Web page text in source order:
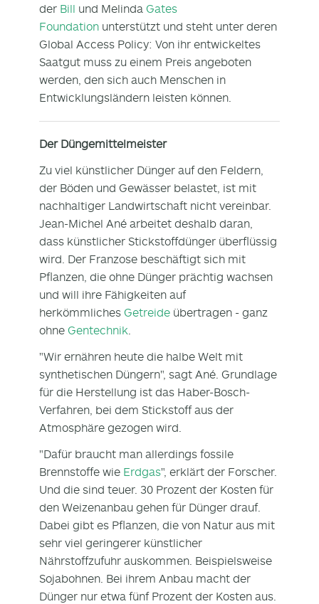
der Bill und Melinda Gates
Foundation unterstützt und steht unter deren
Global Access Policy: Von ihr entwickeltes
Saatgut muss zu einem Preis angeboten
werden, den sich auch Menschen in
Entwicklungsländern leisten können.
Der Düngemittelmeister
Zu viel künstlicher Dünger auf den Feldern,
der Böden und Gewässer belastet, ist mit
nachhaltiger Landwirtschaft nicht vereinbar.
Jean-Michel Ané arbeitet deshalb daran,
dass künstlicher Stickstoffdünger überflüssig
wird. Der Franzose beschäftigt sich mit
Pflanzen, die ohne Dünger prächtig wachsen
und will ihre Fähigkeiten auf
herkömmliches Getreide übertragen - ganz
ohne Gentechnik
"Wir ernähren heute die halbe Welt mit
synthetischen Düngern", sagt Ané. Grundlage
für die Herstellung ist das Haber-Bosch-
Verfahren, bei dem Stickstoff aus der
Atmosphäre gezogen wird.
"Dafür braucht man allerdings fossile
Brennstoffe wie Erdgas", erklärt der Forscher.
Und die sind teuer. 30 Prozent der Kosten für
den Weizenanbau gehen für Dünger drauf.
Dabei gibt es Pflanzen, die von Natur aus mit
sehr viel geringerer künstlicher
Nährstoffzufuhr auskommen. Beispielsweise
Sojabohnen. Bei ihrem Anbau macht der
Dünger nur etwa fünf Prozent der Kosten aus.